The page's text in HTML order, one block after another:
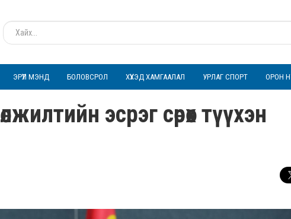
ЭРҮҮЛ МЭНД БОЛОВСРОЛ ХҮҮХЭД ХАМГААЛАЛ УРЛАГ СПОРТ ОРОН
эсрэг сөрөх түүхэн